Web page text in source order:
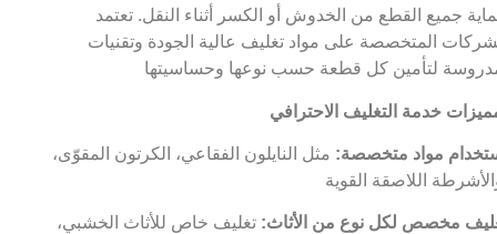
جميع القطع من الخدوش أو الكسر أثناء النقل. تعتمد
المتخصصة على مواد تغليف عالية الجودة وتقنيات
مواد متخصصة: مثل النايلون الفقاعي، الكرتون المقوّى،
مخصص لكل نوع من الأثاث: تغليف خاص للأثاث الخشبي،